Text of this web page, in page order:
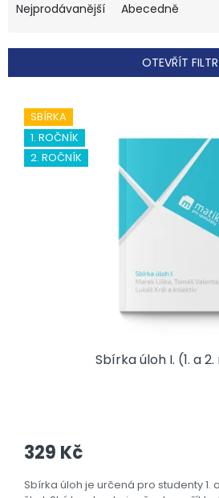
Nejprodávanější
Abecedně
OTEVŘÍT FILTR
SBÍRKA
1. ROČNÍK
2. ROČNÍK
Sbírka úloh I. (1. a
329 Kč
Sbírka úloh je určená pro studenty 1.